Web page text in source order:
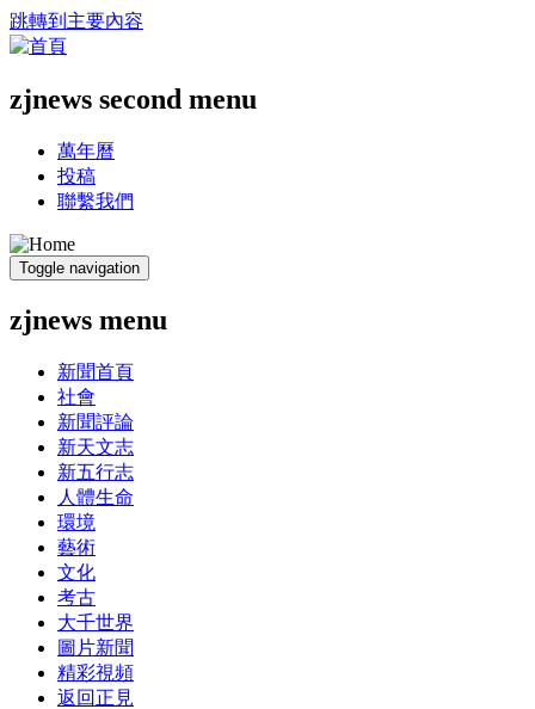
跳轉到主要內容
zjnews second menu
萬年曆
投稿
聯繫我們
Toggle navigation
zjnews menu
新聞首頁
社會
新聞評論
新天文志
新五行志
人體生命
環境
藝術
文化
考古
大千世界
圖片新聞
精彩視頻
返回正見